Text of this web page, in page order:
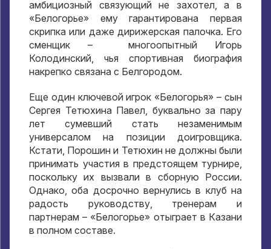
амбициозный связующий не захотел, а в
«Белогорье» ему гарантирована первая
скрипка или даже дирижерская палочка. Его
сменщик – многоопытный Игорь
Колодинский, чья спортивная биография
накрепко связана с Белгородом.
Еще один ключевой игрок «Белогорья» – сын
Сергея Тетюхина Павел, буквально за пару
лет сумевший стать незаменимым
универсалом на позиции доигровщика.
Кстати, Порошин и Тетюхин не должны были
принимать участия в предстоящем турнире,
поскольку их вызвали в сборную России.
Однако, оба досрочно вернулись в клуб на
радость руководству, тренерам и
партнерам – «Белогорье» отыграет в Казани
в полном составе.